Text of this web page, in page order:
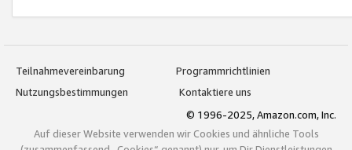
Teilnahmevereinbarung
Programmrichtlinien
Nutzungsbestimmungen
Kontaktiere uns
© 1996-2025, Amazon.com, Inc.
Auf dieser Website verwenden wir Cookies und ähnliche Tools